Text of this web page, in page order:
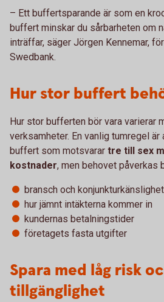
– Ett buffertsparande är som en
buffert minskar du sårbarheten om
inträffar, säger Jörgen Kennemar,
Swedbank.
Hur stor buffert
Hur stor bufferten bör vara varierar
verksamheter. En vanlig tumregel
buffert som motsvarar tre till sex
kostnader, men behovet påverkas
bransch och konjunkturkänslighet
hur jämnt intäkterna kommer in
kundernas betalningstider
företagets fasta utgifter
Spara med låg risk
tillgänglighet